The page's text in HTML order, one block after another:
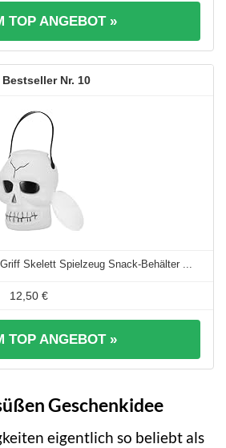
TOP ANGEBOT »
10
Skelett Spielzeug Snack-Behälter ...
12,50 €
TOP ANGEBOT »
Geschenkidee
eigentlich so beliebt als